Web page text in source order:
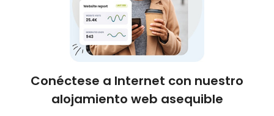
Conéctese a Internet con nuestro
alojamiento web asequible